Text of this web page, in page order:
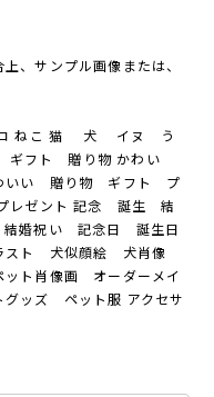
、サンプル画像または、
ねこ 猫 犬 イヌ う
フト 贈り物 かわい
いい 贈り物 ギフト プ
レゼント 記念 誕生 結
婚祝い 記念日 誕生日
ト 犬似顔絵 犬肖像
ト肖像画 オーダーメイ
ッズ ペット服 アクセサ